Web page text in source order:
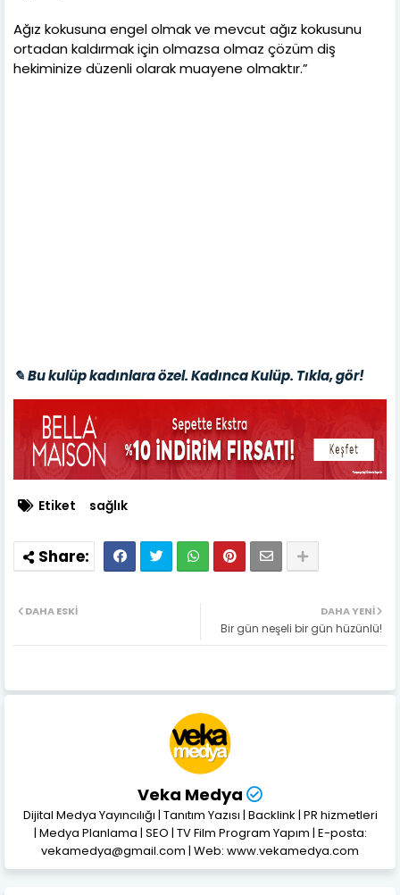
Ağız kokusuna engel olmak ve mevcut ağız kokusunu
ortadan kaldırmak için olmazsa olmaz çözüm diş
hekiminize düzenli olarak muayene olmaktır.”
✎ Bu kulüp kadınlara özel. Kadınca Kulüp. Tıkla, gör!
Etiket sağlık
DAHA YENI
Bir gün neşeli bir gün hüzünlü!
DAHA ESKI
Veka Medya
Dijital Medya Yayıncılığı | Tanıtım Yazısı | Backlink | PR hizmetleri
| Medya Planlama | SEO | TV Film Program Yapım | E-posta:
vekamedya@gmail.com | Web: www.vekamedya.com